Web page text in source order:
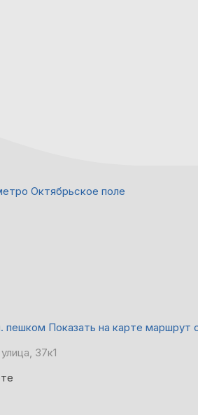
Октябрьское поле
пешком Показать на карте
37к1